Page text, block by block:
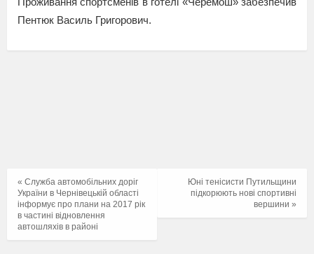
Пентюк Василь Григорович.
Юні тенісисти Путильщини
підкорюють нові спортивні
вершини »
« Служба автомобільних доріг
України в Чернівецькій області
інформує про плани на 2017 рік
в частині відновлення
автошляхів в районі